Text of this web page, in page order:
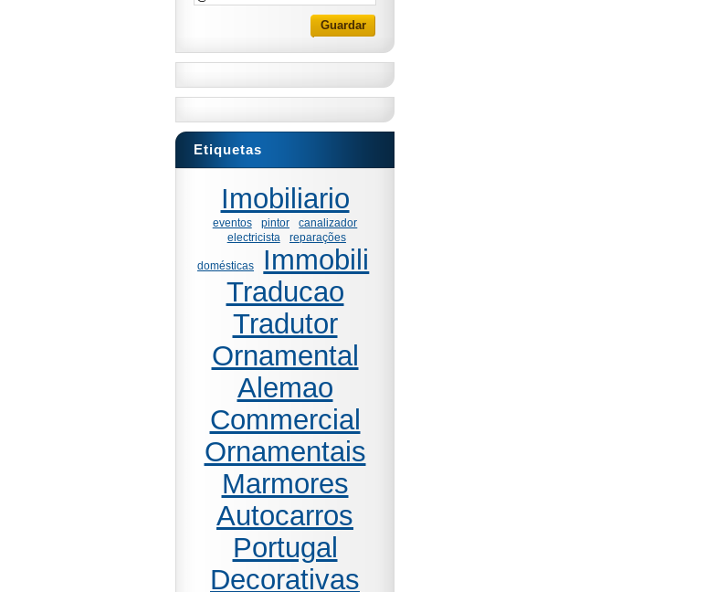
Etiquetas
Imobiliario
eventos pintor
canalizador
electricista
reparações
domésticas
Immobili
Traducao
Tradutor
Ornamental
Alemao
Commercial
Ornamentais
Marmores
Autocarros
Portugal
Decorativas